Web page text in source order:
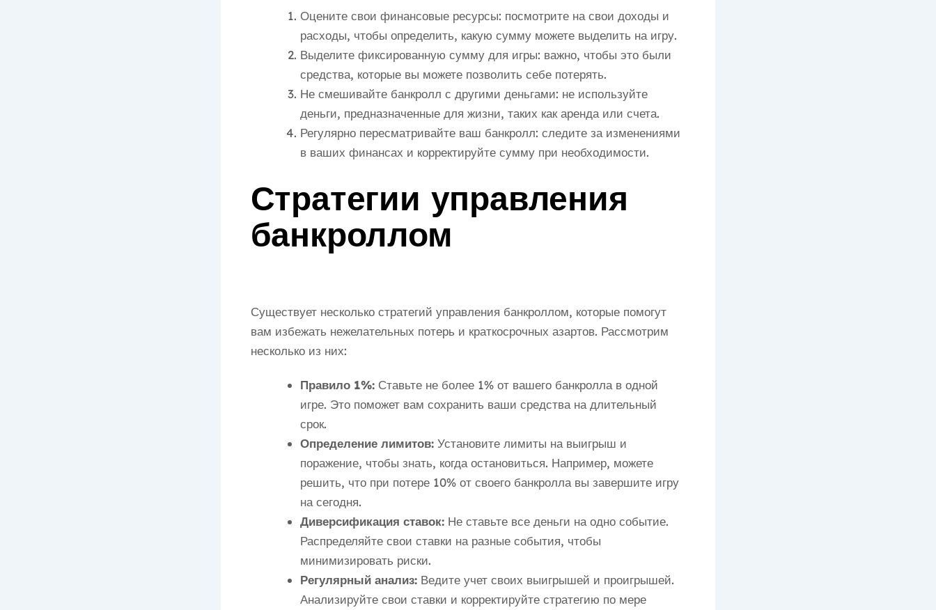
Оцените свои финансовые ресурсы: посмотрите на свои доходы и
расходы, чтобы определить, какую сумму можете выделить на игру.
Выделите фиксированную сумму для игры: важно, чтобы это были
средства, которые вы можете позволить себе потерять.
Не смешивайте банкролл с другими деньгами: не используйте
деньги, предназначенные для жизни, таких как аренда или счета.
Регулярно пересматривайте ваш банкролл: следите за изменениями
в ваших финансах и корректируйте сумму при необходимости.
Стратегии управления
банкроллом
Существует несколько стратегий управления банкроллом, которые помогут
вам избежать нежелательных потерь и краткосрочных азартов. Рассмотрим
несколько из них:
Правило 1%:Ставьте не более 1% от вашего банкролла в одной
игре. Это поможет вам сохранить ваши средства на длительный
срок.
Определение лимитов:Установите лимиты на выигрыш и
поражение, чтобы знать, когда остановиться. Например, можете
решить, что при потере 10% от своего банкролла вы завершите игру
на сегодня.
Диверсификация ставок:Не ставьте все деньги на одно событие.
Распределяйте свои ставки на разные события, чтобы
минимизировать риски.
Регулярный анализ:Ведите учет своих выигрышей и проигрышей.
Анализируйте свои ставки и корректируйте стратегию по мере